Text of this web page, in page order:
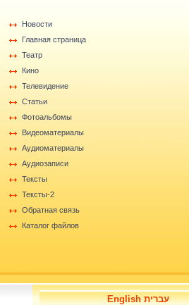
Новости
Главная страница
Театр
Кино
Телевидение
Статьи
Фотоальбомы
Видеоматериалы
Аудиоматериалы
Аудиозаписи
Тексты
Тексты-2
Обратная связь
Каталог файлов
English עברית